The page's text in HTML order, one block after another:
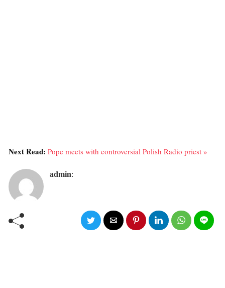
Next Read: Pope meets with controversial Polish Radio priest »
admin: